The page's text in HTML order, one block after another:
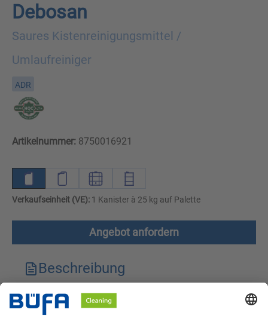
Debosan
Saures Kistenreinigungsmittel /
Umlaufreiniger
ADR
Artikelnummer: 8750016921
Verkaufseinheit (VE): 1 Kanister à 25 kg auf Palette
Angebot anfordern
Beschreibung
Technische Merkmale